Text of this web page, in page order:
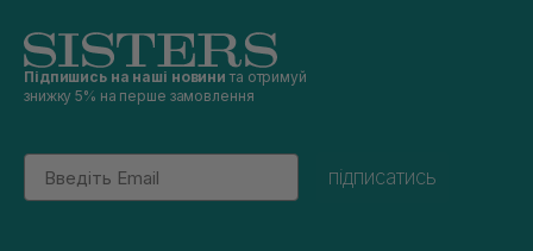
Підпишись на наші новини та отримуй
знижку 5% на перше замовлення
Email
підписатись